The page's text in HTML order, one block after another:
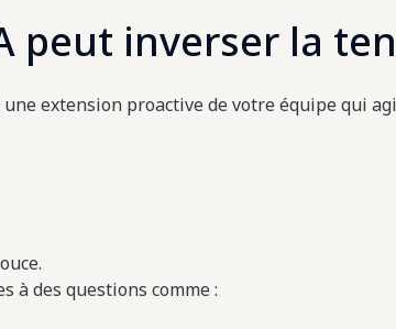
peut inverser la
extension proactive de votre équipe qui
à des questions comme :